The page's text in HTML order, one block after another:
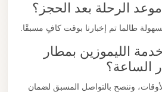
الرحلة بعد الحجز؟
طالما تم إخبارنا بوقت كافٍ مسبقًا.
الليموزين بمطار
الساعة؟
وننصح بالتواصل المسبق لضمان